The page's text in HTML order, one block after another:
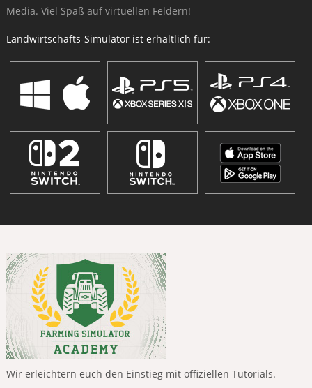
Media. Viel Spaß auf virtuellen Feldern!
Landwirtschafts-Simulator ist erhältlich für:
Wir erleichtern euch den Einstieg mit offiziellen Tutorials.